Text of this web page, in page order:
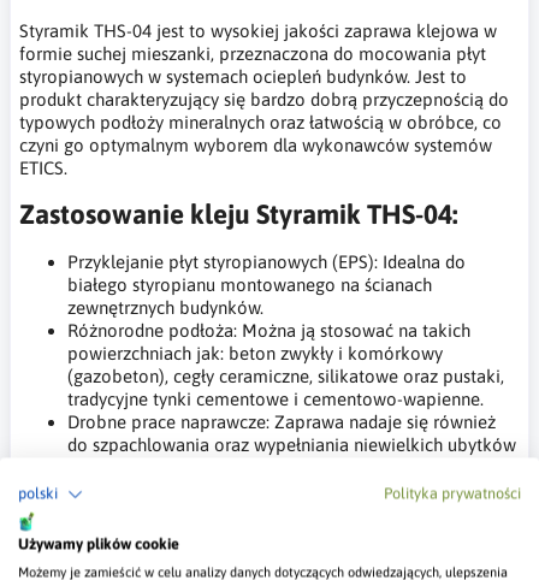
polski Polityka prywatności
Używamy plików cookie
Możemy je zamieścić w celu analizy danych dotyczących odwiedzających, ulepszenia
Styramik THS-04 jest to wysokiej jakości zaprawa klejowa w
formie suchej mieszanki, przeznaczona do mocowania płyt
styropianowych w systemach ociepleń budynków. Jest to
produkt charakteryzujący się bardzo dobrą przyczepnością do
typowych podłoży mineralnych oraz łatwością w obróbce, co
czyni go optymalnym wyborem dla wykonawców systemów
ETICS.
Zastosowanie kleju Styramik THS-04:
Przyklejanie płyt styropianowych (EPS): Idealna do
białego styropianu montowanego na ścianach
zewnętrznych budynków.
Różnorodne podłoża: Można ją stosować na takich
powierzchniach jak: beton zwykły i komórkowy
(gazobeton), cegły ceramiczne, silikatowe oraz pustaki,
tradycyjne tynki cementowe i cementowo-wapienne.
Drobne prace naprawcze: Zaprawa nadaje się również
do szpachlowania oraz wypełniania niewielkich ubytków
Najważniejsze właściwości kleju do
styropianu THS-04: